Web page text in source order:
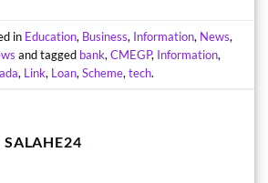
in Education, Business, Information, News,
and tagged bank, CMEGP, Information,
, Link, Loan, Scheme, tech.
SALAHE24